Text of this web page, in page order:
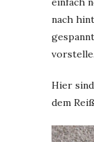
nach
vorstelle.
Hier
dem